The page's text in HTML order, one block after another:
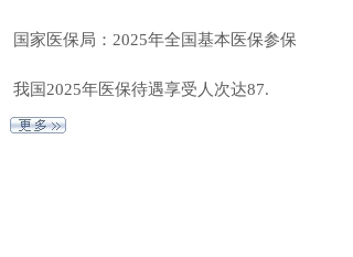
国家医保局：2025年全国基本医保参保
我国2025年医保待遇享受人次达87.